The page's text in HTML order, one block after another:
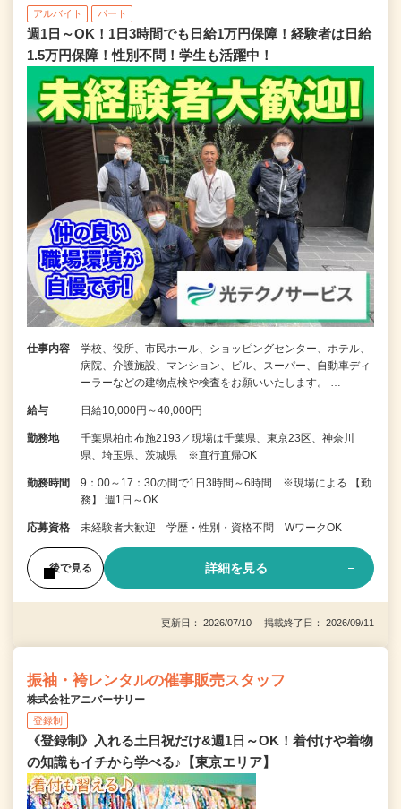
アルバイト パート
週1日～OK！1日3時間でも日給1万円保障！経験者は日給
1.5万円保障！性別不問！学生も活躍中！
仕事内容
学校、役所、市民ホール、ショッピングセンター、ホテル、
病院、介護施設、マンション、ビル、スーパー、自動車ディ
ーラーなどの建物点検や検査をお願いいたします。 …
給与 日給10,000円～40,000円
勤務地
千葉県柏市布施2193／現場は千葉県、東京23区、神奈川
県、埼玉県、茨城県 ※直行直帰OK
勤務時間
9：00～17：30の間で1日3時間～6時間 ※現場による 【勤
務】 週1日～OK
応募資格 未経験者大歓迎 学歴・性別・資格不問 WワークOK
後で見る 詳細を見る
更新日： 2026/07/10 掲載終了日： 2026/09/11
振袖・袴レンタルの催事販売スタッフ
株式会社アニバーサリー
登録制
《登録制》入れる土日祝だけ&週1日～OK！着付けや着物
の知識もイチから学べる♪【東京エリア】